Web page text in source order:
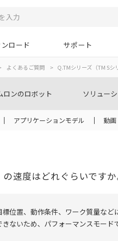
ロード サポート
よくあるご質問 > Q.TMシリーズ（TM Sシ
ロンのロボット ソリュー
アプリケーションモデル 動画
速度はどれぐらいですか
位置、動作条件、ワーク質量など
ないため、パフォーマンスモー